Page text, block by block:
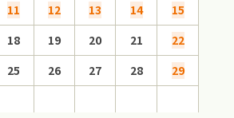
11 12 13 14
15
18 19 20 21
22
25 26 27 28
29